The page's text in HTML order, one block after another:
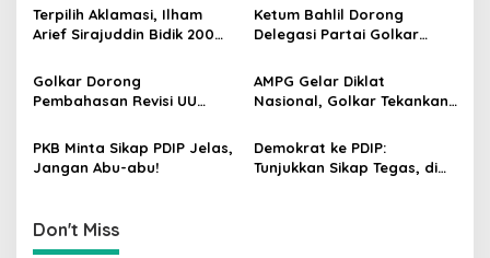
g
a
t
i
o
n
Pilkada
Semakin Solid dan
Dipercaya Rakyat
Terpilih Aklamasi, Ilham
Arief Sirajuddin Bidik 200
Pemilu 2029
Ketum Bahlil Dorong
Delegasi Partai Golkar
Ngabalin Belajar Hilirisasi
Hingga Industrialisasi dari
Golkar Dorong
Pembahasan Revisi UU
Kajian Putusan MK Sudah
Tuntas
AMPG Gelar Diklat
Nasional, Golkar Tekankan
Tantangan Zaman
PKB Minta Sikap PDIP Jelas,
Jangan Abu-abu!
Demokrat ke PDIP:
Tunjukkan Sikap Tegas, di
Don't Miss